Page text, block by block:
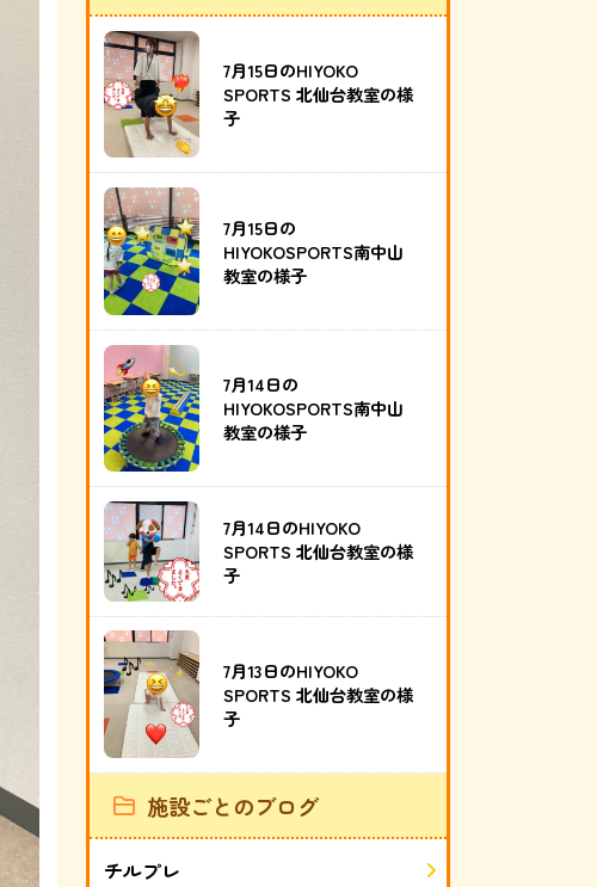
7月15日のHIYOKO
SPORTS 北仙台教室の様
子
7月15日の
HIYOKOSPORTS南中山
教室の様子
7月14日の
HIYOKOSPORTS南中山
教室の様子
7月14日のHIYOKO
SPORTS 北仙台教室の様
子
7月13日のHIYOKO
SPORTS 北仙台教室の様
子
施設ごとのブログ
チルプレ